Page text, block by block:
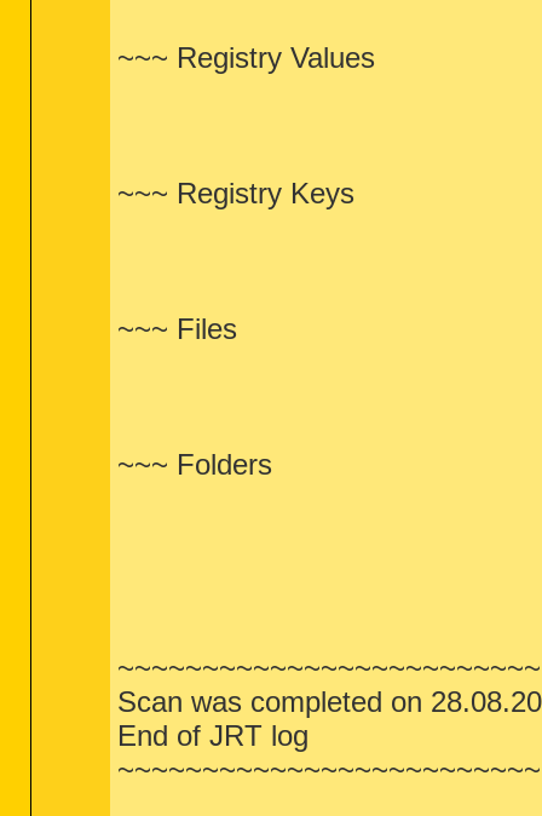
~~~ Registry Values
~~~ Registry Keys
~~~ Files
~~~ Folders
Scan was completed on
End of JRT log